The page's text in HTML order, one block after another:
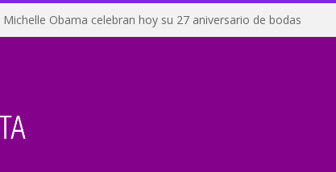
Michelle Obama celebran hoy su 27 aniversario de bodas